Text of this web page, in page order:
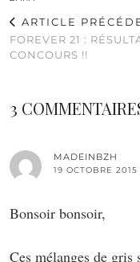
ARTICLE
FOREVER 21 :
CONCOURS !!
3
MADEINBZH
19 OCTOBRE 2015
Bonsoir bonsoir,
Ces mélanges de gris